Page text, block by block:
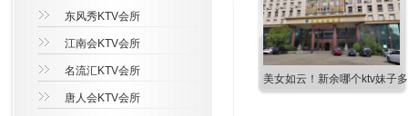
美女如云！新余哪个ktv妹子
东风秀KTV会所
江南会KTV会所
名流汇KTV会所
唐人会KTV会所